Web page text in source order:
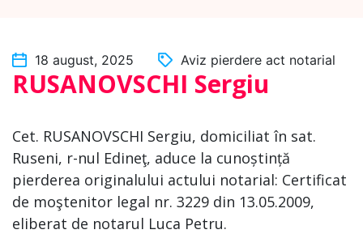
18 august, 2025 Aviz pierdere act notarial
RUSANOVSCHI Sergiu
Cet. RUSANOVSCHI Sergiu, domiciliat în sat.
Ruseni, r-nul Edineţ, aduce la cunoștință
pierderea originalului actului notarial: Certificat
de moştenitor legal nr. 3229 din 13.05.2009,
eliberat de notarul Luca Petru.